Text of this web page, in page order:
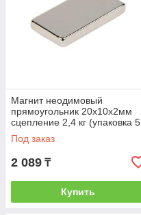
Магнит неодимовый
прямоугольник 20х10х2мм
сцепление 2,4 кг (упаковка 5
шт) Rexant (REXANT) (72-
3404)
Под заказ
2 089 ₸
Купить